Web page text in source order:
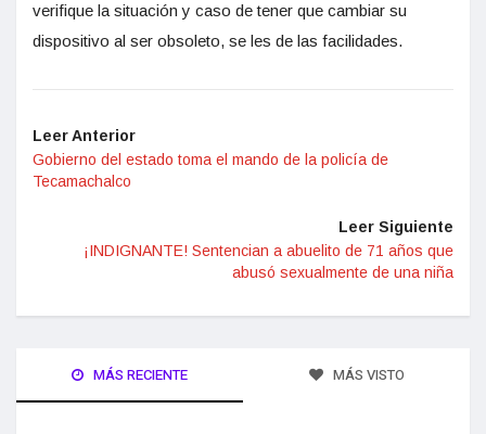
verifique la situación y caso de tener que cambiar su
dispositivo al ser obsoleto, se les de las facilidades.
Leer Anterior
Gobierno del estado toma el mando de la policía de
Tecamachalco
Leer Siguiente
¡INDIGNANTE! Sentencian a abuelito de 71 años que
abusó sexualmente de una niña
MÁS RECIENTE MÁS VISTO